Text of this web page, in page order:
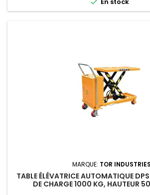
MARQUE: TOR INDUSTRIES
TABLE ÉLÉVATRICE AUTOMATIQUE
DE CHARGE 1000 KG, HAUTEUR